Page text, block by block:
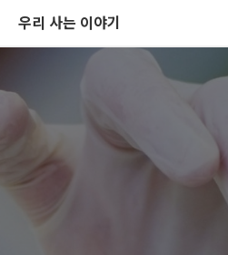
우리 사는 이야기